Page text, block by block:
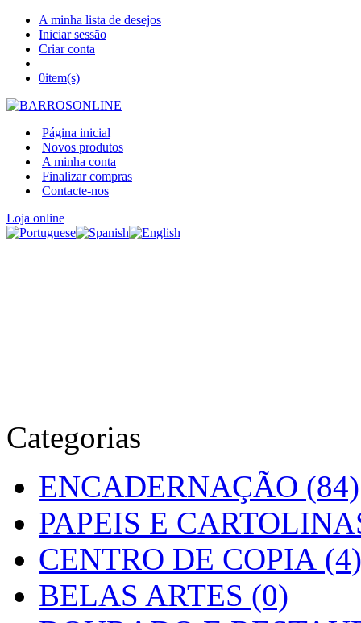
A minha lista de desejos
Iniciar sessão
Criar conta
0item(s)
Página inicial
Novos produtos
A minha conta
Finalizar compras
Contacte-nos
Loja online
Categorias
ENCADERNAÇÃO (84)
PAPEIS E
CENTRO DE COPIA (4)
BELAS ARTES (0)